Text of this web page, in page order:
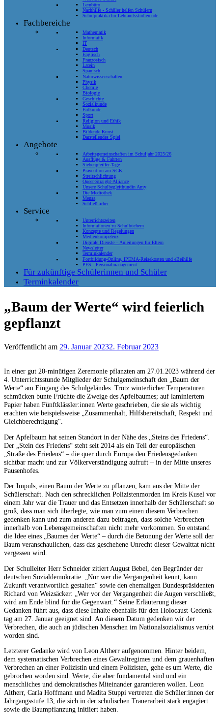
Lernbüro
Nachhilfe - Schüler helfen Schülern
Schulpraktika für Lehramtsstudierende
Fachbereiche
Mathematik
Informatik
IT
Deutsch
Englisch
Französisch
Latein
Spanisch
Naturwissenschaften
Physik
Chemie
Biologie
Geschichte
Sozialkunde
Erdkunde
Sport
Religion und Ethik
Musik
Bildende Kunst
Darstellendes Spiel
Angebote
Arbeitsgemeinschaften im Schuljahr 2025/26
Ausflüge & Fahrten
Siebenpfeiffer-Tage
Prävention am SGK
Streitschlichtung
Queer-Straight-Alliance
Unsere Schulbegleithündin Amy
Die Mediothek
Mensa
Schließfächer
Service
Unterrichtszeiten
Informationen zu Schulbüchern
Konzepte und Regelungen
Medienkompetenz
Digitale Dienste – Anleitungen für Eltern
Newsletter
Terminkalender
Fortbildung-Online, IPEMA-Reisekosten und eBeihilfe
PES - Personalmanagement
Für zukünftige Schülerinnen und Schüler
Terminkalender
„Baum der Werte“ wird feierlich
gepflanzt
Veröffentlicht am 29. Januar 20232. Februar 2023
In einer gut 20-minütigen Zeremonie pflanzten am 27.01.2023 während der
4. Unterrichtsstunde Mitglieder der Schulgemeinschaft den „Baum der
Werte“ am Eingang des Schulgeländes. Trotz winterlicher Temperaturen
schmücken bunte Früchte die Zweige des Apfelbaumes; auf laminier­tem
Papier haben Fünftklässler:innen Werte geschrieben, die sie als wichtig
erachten wie beispiels­weise „Zusammenhalt, Hilfsbereitschaft, Respekt und
Gleichberechtigung“.
Der Apfelbaum hat seinen Standort in der Nähe des „Steins des Friedens“.
Der „Stein des Frie­dens“ steht seit 2014 als ein Teil der europäischen
„Straße des Friedens“ – die quer durch Europa den Friedensgedanken
sichtbar macht und zur Völkerverständigung aufruft – in der Mitte unseres
Pau­senhofes.
Der Impuls, einen Baum der Werte zu pflanzen, kam aus der Mitte der
Schülerschaft. Nach den schrecklichen Polizistenmorden im Kreis Kusel vor
einem Jahr war die Trauer und das Entsetzen innerhalb der Schülerschaft so
groß, dass man sich überlegte, wie man zum einen diesem Verbrechen
geden­ken kann und zum anderen dazu beitragen, dass solche Verbrechen
innerhalb von Lebensgemein­schaften nicht mehr vorkommen. So entstand
die Idee eines „Baumes der Werte“ – durch die Beto­nung der Werte soll der
Baum ver­anschaulichen, dass das geschehene Unrecht dieser Gewalttat nicht
vergessen wird.
Der Schulleiter Herr Schneider zitiert August Bebel, den Begründer der
deutschen Sozialdemokra­tie: „Nur wer die Vergangenheit kennt, kann
Zukunft verantwortlich gestalten“ sowie den ehemali­gen Bundespräsidenten
Richard von Weizsäcker: „Wer vor der Vergangenheit die Augen ver­schließt,
wird am Ende blind für die Gegenwart.“ Seine Erläuterung dieser
Gedanken führt aus, dass diese Inhalte ebenfalls für den Holocaust-Gedenk­
tag am 27. Januar geeignet sind. An diesem Datum gedenken wir der
Verbrechen, die auch an jüdischen Menschen im Nationalsozialismus verübt
wor­den sind.
Letzterer Gedanke wird von Leon Altherr aufgenommen. Hinter beidem,
dem systematischen Ver­brechen eines Gewaltregimes und dem grauenhaften
Verbrechen an einer Polizistin und einem Poli­zisten, gehe es um Werte, die
gebrochen worden sind. Werte, die aber fundamental sind und ein
menschliches und demokratisches Miteinander garantieren wollen. Leon
Altherr, Carla Hoffmann und Madita Stuppi vertreten die Schüler:innen der
Jahrgangsstufe 13, die sich in der schulischen Trauerarbeit stark engagiert
sowie die Baumpflanzung initiiert haben.